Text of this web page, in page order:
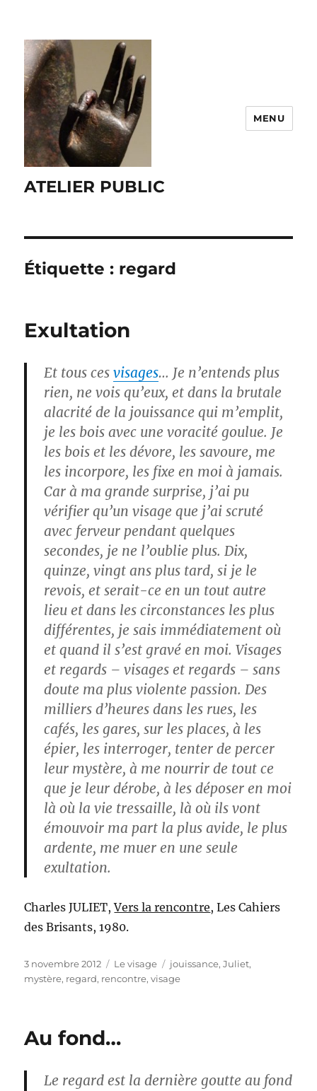
ATELIER PUBLIC
MENU
Étiquette : regard
Exultation
Et tous cesvisages… Je n’entends plus
rien, ne vois qu’eux, et dans la brutale
alacrité de la jouissance qui m’emplit,
je les bois avec une voracité goulue. Je
les bois et les dévore, les savoure, me
les incorpore, les fixe en moi à jamais.
Car à ma grande surprise, j’ai pu
vérifier qu’un visage que j’ai scruté
avec ferveur pendant quelques
secondes, je ne l’oublie plus. Dix,
quinze, vingt ans plus tard, si je le
revois, et serait-ce en un tout autre
lieu et dans les circonstances les plus
différentes, je sais immédiatement où
et quand il s’est gravé en moi. Visages
et regards – visages et regards – sans
doute ma plus violente passion. Des
milliers d’heures dans les rues, les
cafés, les gares, sur les places, à les
épier, les interroger, tenter de percer
leur mystère, à me nourrir de tout ce
que je leur dérobe, à les déposer en moi
là où la vie tressaille, là où ils vont
émouvoir ma part la plus avide, le plus
ardente, me muer en une seule
exultation.
Charles JULIET,Vers la rencontre, Les Cahiers
des Brisants, 1980.
Publié
le
3 novembre 2012 Catégories
Le visage Étiquettes
jouissance,Juliet,
mystère, regard, rencontre,visage
Au fond…
Le regard est la dernière goutte au fond